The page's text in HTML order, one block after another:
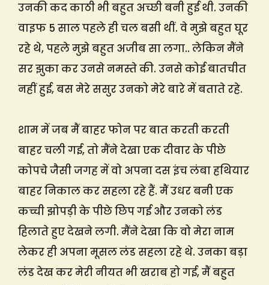
उनकी कद काठी भी बहुत अच्छी बनी हुई थी. उनकी
वाइफ 5 साल पहले ही चल बसी थीं. वे मुझे बहुत घूर
रहे थे, पहले मुझे बहुत अजीब सा लगा.. लेकिन मैंने
सर झुका कर उनसे नमस्ते की. उनसे कोई बातचीत
नहीं हुई, बस मेरे ससुर उनको मेरे बारे में बताते रहे.
शाम में जब मैं बाहर फोन पर बात करती करती
बाहर चली गई, तो मैंने देखा एक दीवार के पीछे
कोपचे जैसी जगह में वो अपना दस इंच लंबा हथियार
बाहर निकाल कर सहला रहे हैं. मैं उधर बनी एक
कच्ची झोपड़ी के पीछे छिप गई और उनको लंड
हिलाते हुए देखने लगी. मैंने देखा कि वो मेरा नाम
लेकर ही अपना मूसल लंड सहला रहे थे. उनका बड़ा
लंड देख कर मेरी नीयत भी खराब हो गई, मैं बहुत